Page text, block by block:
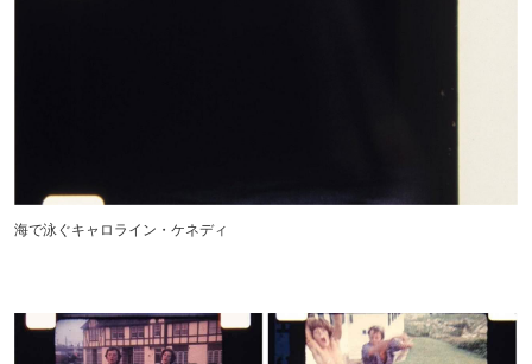
海で泳ぐキャロライン・ケネディ